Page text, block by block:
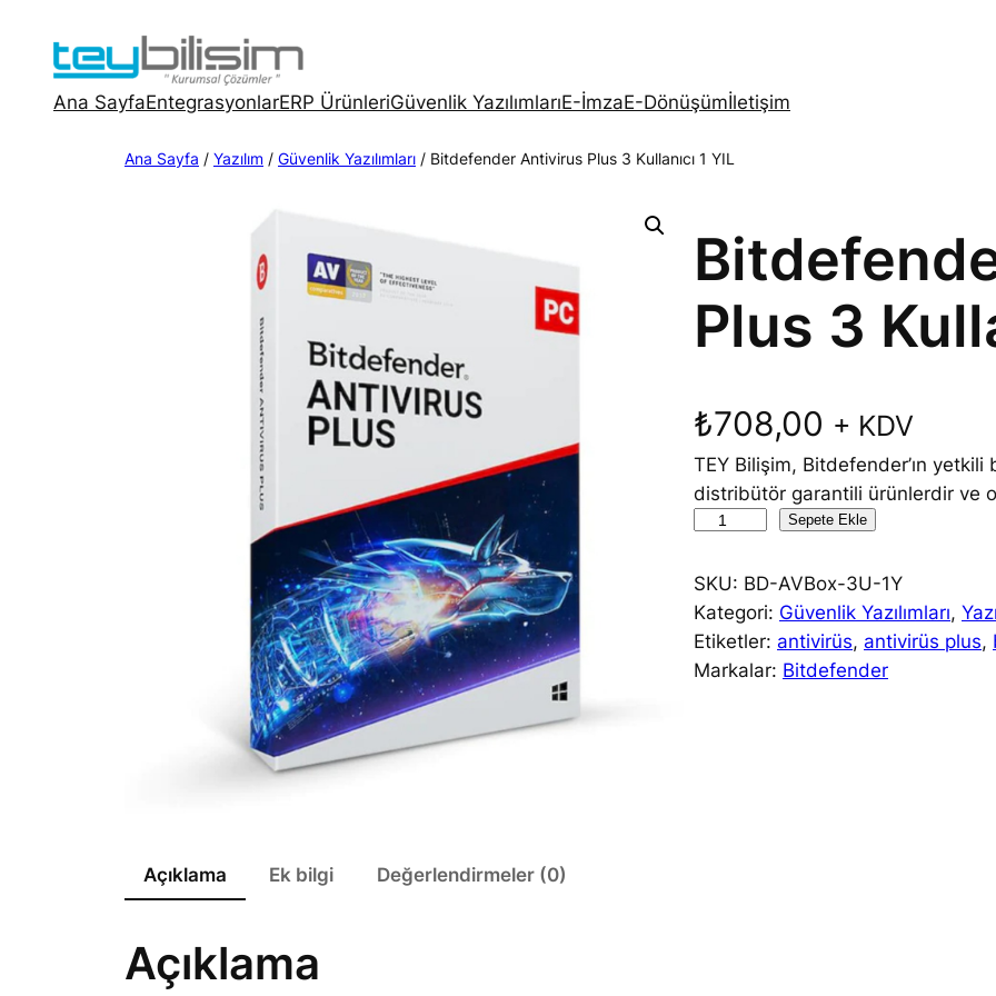
Ana SayfaEntegrasyonlarERP ÜrünleriGüvenlik YazılımlarıE-İmzaE-Dönüşümİletişim
Ana Sayfa / Yazılım / Güvenlik Yazılımları / Bitdefender Antivirus Plus 3 Kullanıcı 1 YIL
Plus 3
₺708,00 + KDV
TEY Bilişim, Bitdefender’ın
distribütör garantili ürünlerdir ve
t
d
e
f
Sepete Ekle
SKU: BD-AVBox-3U-1Y
Kategori: Güvenlik Yazılımları,
Etiketler: antivirüs, antivirüs plus,
Markalar: Bitdefender
Açıklama Ek bilgi Değerlendirmeler (0)
Açıklama